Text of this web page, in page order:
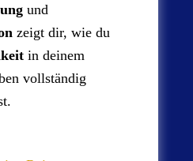
und
zeigt dir, wie du
in deinem
vollständig